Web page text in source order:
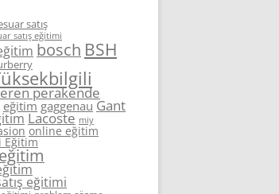
satış
satış eğitimi
bosch BSH
eren perakende
eğitim gaggenau Gant
Lacoste miy
online eğitim
Eğitim
eğitimi